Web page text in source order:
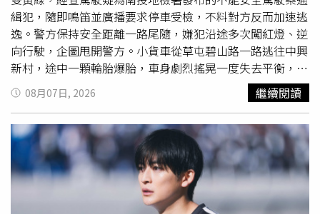
式」。使用前應明確設定AI角色與用途，例如定位於引導情
緒書寫或陪伴反思，這樣有助於獲得符合需求的回應，也能
隨時提醒自己科技僅是輔助。善用社區心理諮商資源 建立
日常情緒照護防護網日常生活中應維持數位與現實人際互動
平衡，避免將情緒完全寄託於虛擬工具，以免延誤專業處置
時機。臺北市政府衛生局提醒，若察覺有心理諮詢需求，臺
北市12行政區13處據點皆提供社區心理諮商門診服務。衛
生福利部亦針對15至45歲青壯世代推動心理健康支持方案
提供諮商補助。民眾可多加利用社區心理衛生中心資源，撥
打心理諮詢專線（02）3393-7885，由專業人員提供協助與
支持。【延伸閱讀】AI比人更懂人？揭曉「人類真正的優
勢」找AI談心可行嗎？心理師揭使用3撇步 注意「這些狀
緝犯，隨即鳴笛並廣播要求停車受檢，不料對方反而加速逃
逸。警方保持安全距離一路尾隨，嫌犯沿途多次闖紅燈、逆
向行駛，企圖甩開警方。小貨車從草屯碧山路一路逃往中興
新村，途中一顆輪胎爆胎，車身劇烈搖晃一度失去平衡，嫌
犯仍硬撐著剩3輪繼續逃竄，沿台3線往名間鄉方向逃去。逃
至名間鄉濁水車站附近平交道時，管制燈已亮起、警示聲響
起，柵欄也正降下，駕駛竟是直接駛入，撞斷平交道柵欄後
繼續逃逸。警方考量周邊用路人及行車安全，決定放棄尾
隨，整段追逐距離超過20公里。有目擊民眾在Threads上傳
影片，驚呼「沒有人說南投也能見到俠盜獵車手！」。警方
強調，全程未造成任何人車傷亡，將持續掌握嫌疑人動向，
08月07日, 2026 繼續閱讀